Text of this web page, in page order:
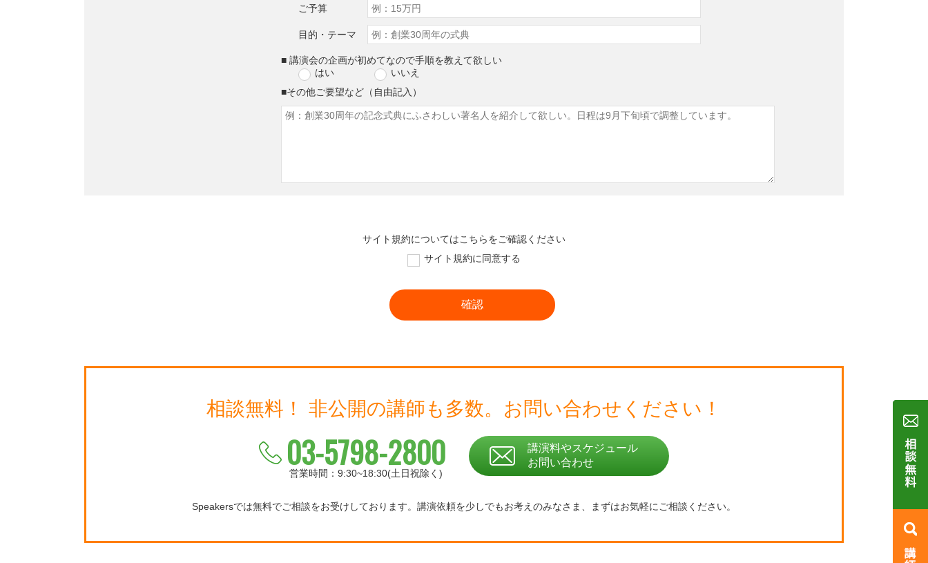
ご予算
目的・テーマ
■ 講演会の企画が初めてなので手順を教えて欲しい
はい
いいえ
■その他ご要望など（自由記入）
サイト規約についてはこちらをご確認ください
サイト規約に同意する
相談無料！ 非公開の講師も多数。 お問い合わせください！
03-5798-2800
営業時間：9:30~18:30(土日祝除く)
講演料やスケジュール
お問い合わせ
Speakersでは無料でご相談をお受けしております。 講演依頼を少しでもお考えのみなさま、 まずはお気軽にご相談ください。